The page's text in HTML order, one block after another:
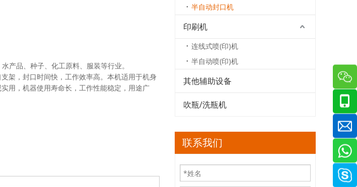
产品、种子、化工原料、服装等行业。
架，封口时间快，工作效率高。本机适用于机身
用，机器使用寿命长，工作性能稳定，用途广
半自动封口机
印刷机
连线式喷(印)机
半自动喷(印)机
其他辅助设备
吹瓶/洗瓶机
联系我们